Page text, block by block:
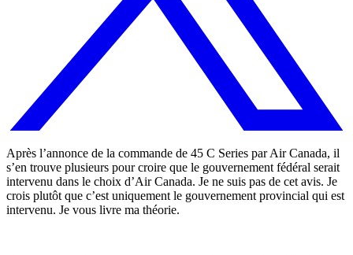
Après l’annonce de la commande de 45 C Series par Air Canada, il
s’en trouve plusieurs pour croire que le gouvernement fédéral serait
intervenu dans le choix d’Air Canada. Je ne suis pas de cet avis. Je
crois plutôt que c’est uniquement le gouvernement provincial qui est
intervenu. Je vous livre ma théorie.